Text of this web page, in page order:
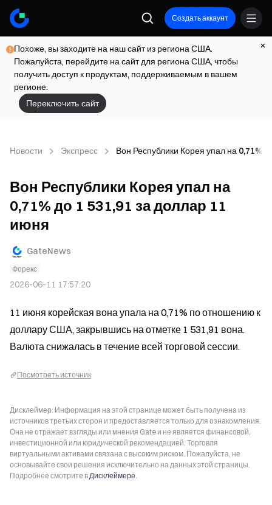
Создать аккаунт
Похоже, вы заходите на наш сайт из региона США.
Пожалуйста, перейдите на сайт для региона США, чтобы
получить доступ к продуктам, поддерживаемым в вашем
регионе.
Переключить сайт
Новости Экспресс Вон Республики Корея упал на 0,71%
Вон Республики Корея упал на
0,71% до 1 531,91 за доллар 11
июня
GateNews
Форекс
2026-06-11 17:57:20
11 июня корейская вона упала на 0,71% по отношению к
доллару США, закрывшись на отметке 1 531,91 вона.
Валюта снижалась в течение всей торговой сессии.
Посмотреть источник
Дисклеймер: Информация на этой странице может быть получена из
источников третьих сторон и предоставляется только для ознакомления.
Она не отражает взгляды или мнения Gate и не является финансовой,
инвестиционной или юридической рекомендацией. Торговля
виртуальными активами связана с высоким риском. Пожалуйста, не
основывайте свои решения исключительно на данных этой страницы.
Подробнее смотрите вДисклеймере.